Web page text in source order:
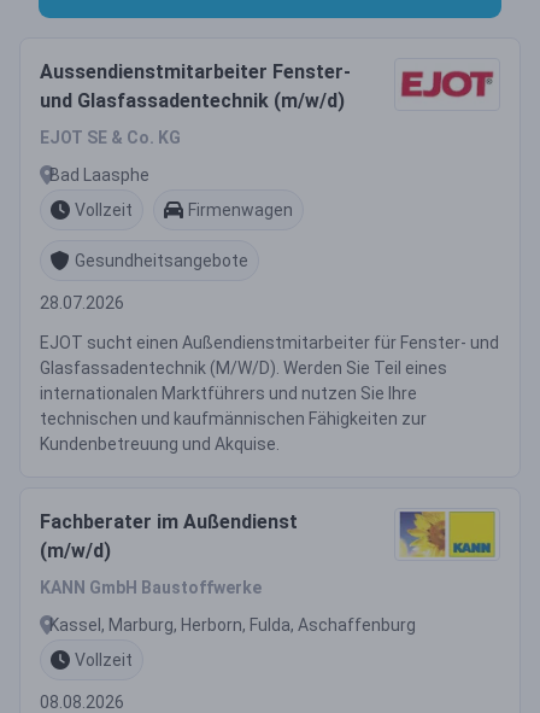
Aussendienstmitarbeiter Fenster-
und Glasfassadentechnik (m/w/d)
EJOT SE & Co. KG
Bad Laasphe
Vollzeit
Firmenwagen
Gesundheitsangebote
28.07.2026
EJOT sucht einen Außendienstmitarbeiter für Fenster- und
Glasfassadentechnik (M/W/D). Werden Sie Teil eines
internationalen Marktführers und nutzen Sie Ihre
technischen und kaufmännischen Fähigkeiten zur
Kundenbetreuung und Akquise.
Fachberater im Außendienst
(m/w/d)
KANN GmbH Baustoffwerke
Kassel, Marburg, Herborn, Fulda, Aschaffenburg
Vollzeit
08.08.2026